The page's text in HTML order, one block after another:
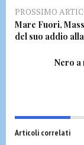
PROSSIMO
Mare Fuori,
del suo addio
Nero a
Articoli correlati